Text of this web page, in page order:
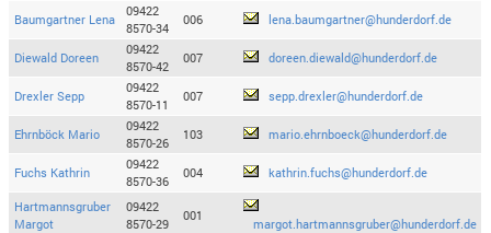
Baumgartner Lena
09422
8570-34
006 lena.baumgartner@hunderdorf.de
Diewald Doreen
09422
8570-42
007 doreen.diewald@hunderdorf.de
Drexler Sepp
09422
8570-11
007 sepp.drexler@hunderdorf.de
Ehrnböck Mario
09422
8570-26
103 mario.ehrnboeck@hunderdorf.de
Fuchs Kathrin
09422
8570-36
004 kathrin.fuchs@hunderdorf.de
Hartmannsgruber
Margot
09422
8570-29
001
margot.hartmannsgruber@hunderdorf.de